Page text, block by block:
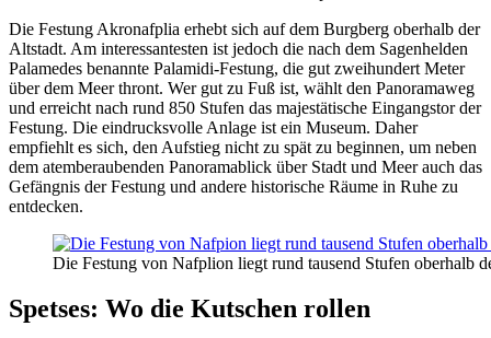
Die Festung Akronafplia erhebt sich auf dem Burgberg oberhalb der
Altstadt. Am interessantesten ist jedoch die nach dem Sagenhelden
Palamedes benannte Palamidi-Festung, die gut zweihundert Meter
über dem Meer thront. Wer gut zu Fuß ist, wählt den Panoramaweg
und erreicht nach rund 850 Stufen das majestätische Eingangstor der
Festung. Die eindrucksvolle Anlage ist ein Museum. Daher
empfiehlt es sich, den Aufstieg nicht zu spät zu beginnen, um neben
dem atemberaubenden Panoramablick über Stadt und Meer auch das
Gefängnis der Festung und andere historische Räume in Ruhe zu
entdecken.
Die Festung von Nafplion liegt rund tausend Stufen oberhalb
Spetses: Wo die Kutschen rollen